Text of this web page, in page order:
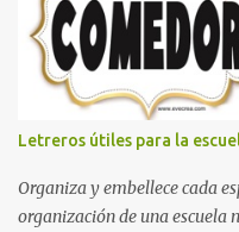
que se pueden hacer con
Letreros útiles para la
Organiza y embellece cada
organización de una escuela